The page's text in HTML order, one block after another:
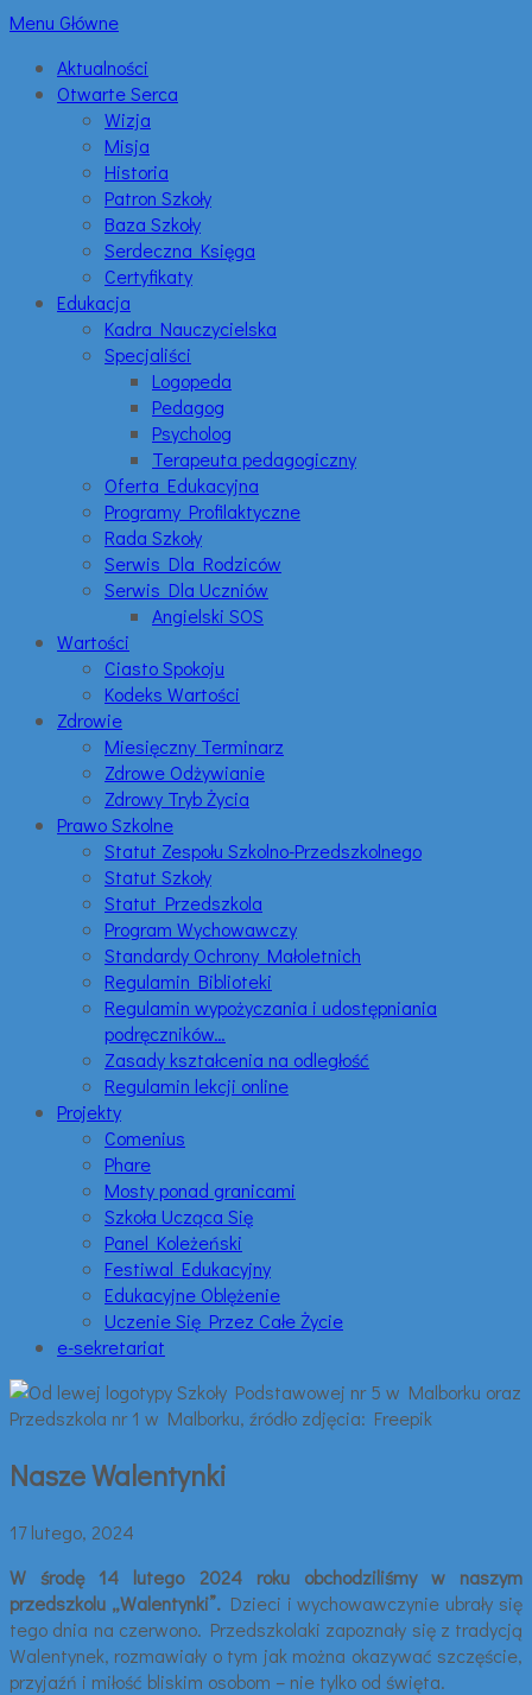
Menu Główne
Aktualności
Otwarte Serca
Wizja
Misja
Historia
Patron Szkoły
Baza Szkoły
Serdeczna Księga
Certyfikaty
Edukacja
Kadra Nauczycielska
Specjaliści
Logopeda
Pedagog
Psycholog
Terapeuta pedagogiczny
Oferta Edukacyjna
Programy Profilaktyczne
Rada Szkoły
Serwis Dla Rodziców
Serwis Dla Uczniów
Angielski SOS
Wartości
Ciasto Spokoju
Kodeks Wartości
Zdrowie
Miesięczny Terminarz
Zdrowe Odżywianie
Zdrowy Tryb Życia
Prawo Szkolne
Statut Zespołu Szkolno-Przedszkolnego
Statut Szkoły
Statut Przedszkola
Program Wychowawczy
Standardy Ochrony Małoletnich
Regulamin Biblioteki
Regulamin wypożyczania i udostępniania
podręczników…
Zasady kształcenia na odległość
Regulamin lekcji online
Projekty
Comenius
Phare
Mosty ponad granicami
Szkoła Ucząca Się
Panel Koleżeński
Festiwal Edukacyjny
Edukacyjne Oblężenie
Uczenie Się Przez Całe Życie
e-sekretariat
Nasze Walentynki
17 lutego, 2024
W środę 14 lutego 2024 roku obchodziliśmy w naszym
przedszkolu „Walentynki”.Dzieci i wychowawczynie ubrały się
tego dnia na czerwono. Przedszkolaki zapoznały się z tradycją
Walentynek, rozmawiały o tym jak można okazywać szczęście,
przyjaźń i miłość bliskim osobom – nie tylko od święta.